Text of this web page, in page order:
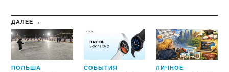
ДАЛЕЕ →
ПОЛЬША СОБЫТИЯ ЛИЧНОЕ